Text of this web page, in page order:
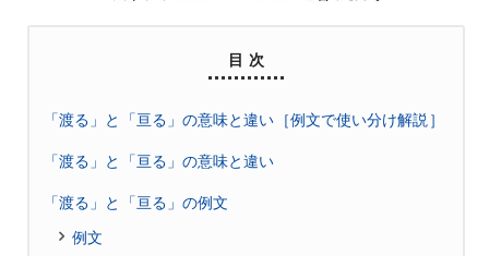
目 次
「渡る」と「亘る」の意味と違い［例文で使い分け解説］
「渡る」と「亘る」の意味と違い
「渡る」と「亘る」の例文
例文